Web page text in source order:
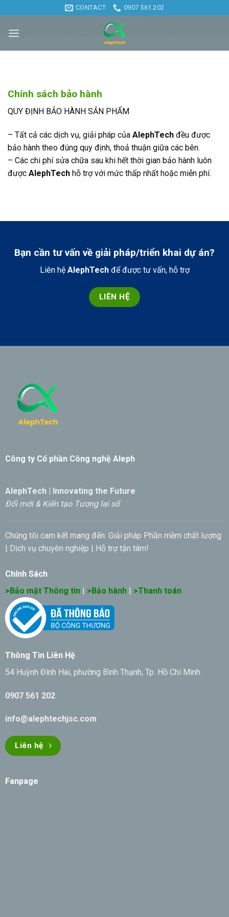
to
content
CONTACT 0907 561 202
Chính sách bảo hành
QUY ĐỊNH BẢO HÀNH SẢN PHẨM
– Tất cả các dịch vụ, giải pháp của AlephTech đều được
bảo hành theo đúng quy định, thoả thuận giữa các bên.
– Các chi phí sửa chữa sau khi hết thời gian bảo hành luôn
được AlephTech hỗ trợ với mức thấp nhất hoặc miễn phí.
Bạn cần tư vấn về giải pháp/triển khai dự án?
Liên hệ AlephTechđể được tư vấn, hỗ trợ
LIÊN HỆ
Công ty Cổ phần Công nghệ Aleph
AlephTech | Innovating the Future
Đổi mới & Kiến tạo Tương lai số
Chúng tôi cam kết mang đến: Giải pháp Phần mềm chất lượng
| Dịch vụ chuyên nghiệp | Hỗ trợ tận tâm!
Chính Sách
>Bảo mật Thông tin| >Bảo hành| >Thanh toán
Thông Tin Liên Hệ
54 Huỳnh Đình Hai, phường Bình Thạnh, Tp. Hồ Chí Minh
0907 561 202
info@alephtechjsc.com
Liên hệ
Fanpage